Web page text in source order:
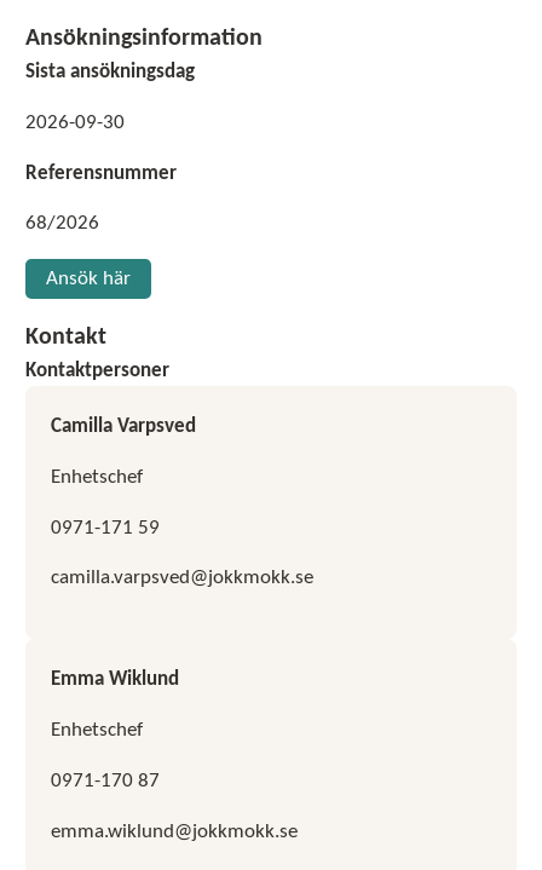
Ansökningsinformation
Sista ansökningsdag
2026-09-30
Referensnummer
68/2026
Ansök här
Kontakt
Kontaktpersoner
Camilla Varpsved
Enhetschef
0971-171 59
camilla.varpsved@jokkmokk.se
Emma Wiklund
Enhetschef
0971-170 87
emma.wiklund@jokkmokk.se